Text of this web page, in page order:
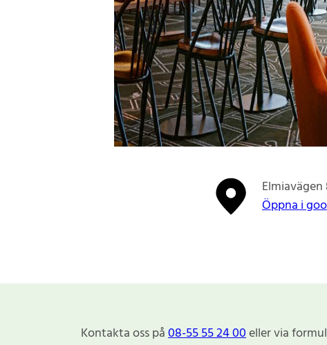
Elmiavägen
Öppna i
Kontakta oss på08-55 55 24 00eller via